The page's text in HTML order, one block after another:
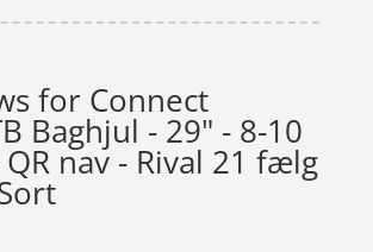
for Connect
Baghjul - 29" - 8-10
nav - Rival 21 fælg